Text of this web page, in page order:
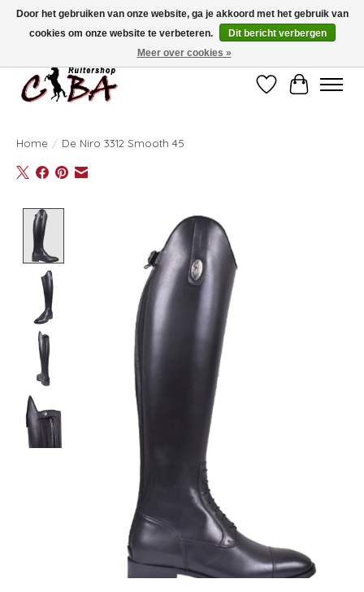
Bij vragen kan u ons contacteren op het nummer 011/60.67.34 ofciba@skynet.be
Ambachtstraat 22 A, 3530 Helchteren
Verlanglijst
Home / De Niro 3312 Smooth 45
Product image slideshow Items
Door het gebruiken van onze website, ga je akkoord met het gebruik van
cookies om onze website te verbeteren.
Dit bericht verbergen
Meer over cookies »